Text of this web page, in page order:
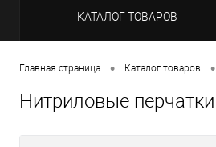
КАТАЛОГ ТОВАРОВ
Главная страница • Каталог товаров •
Нитриловые перчатки